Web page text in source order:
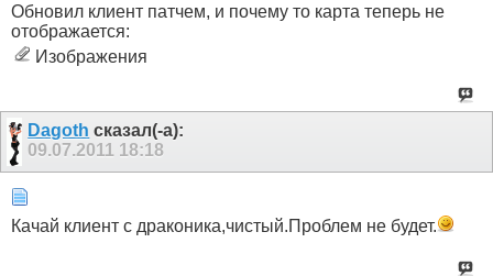
Обновил клиент патчем, и почему то карта теперь не
отображается:
Изображения
Dagoth сказал(-а):
09.07.2011 18:18
Качай клиент с драконика,чистый.Проблем не будет.